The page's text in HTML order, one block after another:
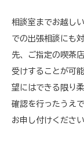
相談室までお越し
での出張相談にも
先、ご指定の喫茶
受けすることが可
望にはできる限り
確認を行ったうえ
お申し付けください